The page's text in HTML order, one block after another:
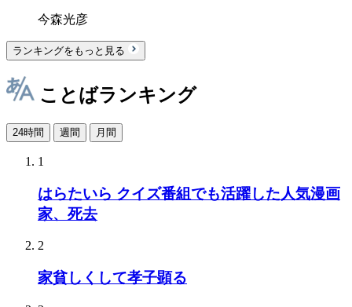
今森光彦
ランキングをもっと見る
ことばランキング
24時間 週間 月間
1
はらたいら クイズ番組でも活躍した人気漫画
家、死去
2
家貧しくして孝子顕る